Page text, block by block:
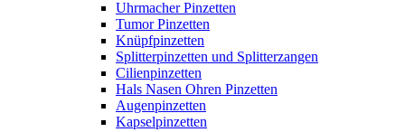
Uhrmacher Pinzetten
Tumor Pinzetten
Knüpfpinzetten
Splitterpinzetten und Splitterzangen
Cilienpinzetten
Hals Nasen Ohren Pinzetten
Augenpinzetten
Kapselpinzetten